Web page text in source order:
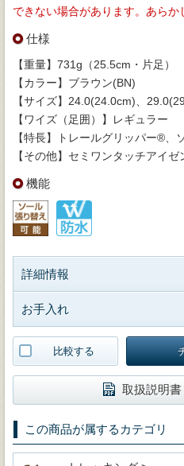
できない場合があります。あらか
仕様
【重量】731g（25.5cm・片足）
【カラー】ブラウン(BN)
【サイズ】24.0(24.0cm)、
【ワイズ（足囲）】レギュラー
【特長】トレールグリッパー®、
【その他】セミワンタッチアイゼ
機能
詳細情報
お手入れ
比較する
取扱説明書
この商品が属するカテゴリ